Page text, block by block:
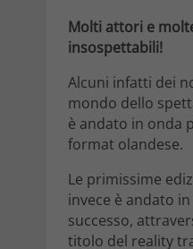
Molti attori e
insospettabili!
Alcuni infatti dei
mondo dello
è andato in onda
format olandese.
Le primissime
invece è andato
successo,
titolo del reality